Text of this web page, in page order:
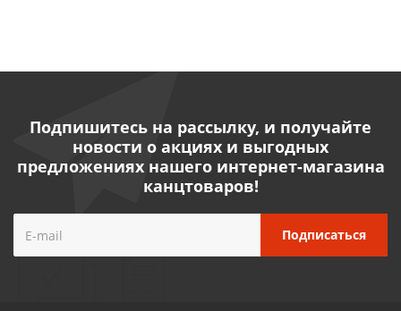
Подпишитесь на рассылку, и получайте
новости о акциях и выгодных
предложениях нашего интернет-магазина
канцтоваров!